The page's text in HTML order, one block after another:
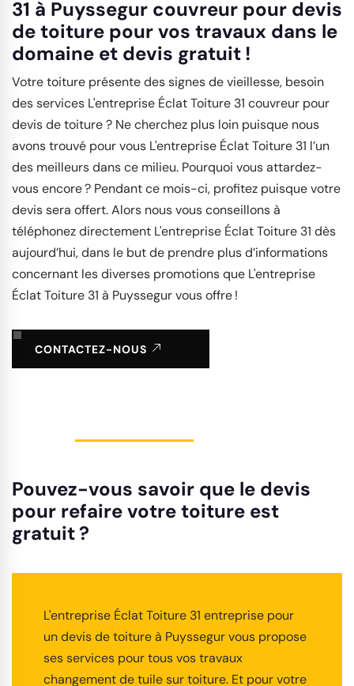
31 à Puyssegur couvreur pour devis
de toiture pour vos travaux dans le
domaine et devis gratuit !
Votre toiture présente des signes de vieillesse, besoin
des services L'entreprise Éclat Toiture 31 couvreur pour
devis de toiture ? Ne cherchez plus loin puisque nous
avons trouvé pour vous L'entreprise Éclat Toiture 31 l’un
des meilleurs dans ce milieu. Pourquoi vous attardez-
vous encore ? Pendant ce mois-ci, profitez puisque votre
devis sera offert. Alors nous vous conseillons à
téléphonez directement L'entreprise Éclat Toiture 31 dès
aujourd’hui, dans le but de prendre plus d’informations
concernant les diverses promotions que L'entreprise
Éclat Toiture 31 à Puyssegur vous offre !
CONTACTEZ-NOUS
Pouvez-vous savoir que le devis
pour refaire votre toiture est
gratuit ?
L'entreprise Éclat Toiture 31 entreprise pour
un devis de toiture à Puyssegur vous propose
ses services pour tous vos travaux
changement de tuile sur toiture. Et pour votre